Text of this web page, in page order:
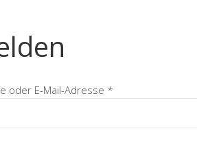
oder E-Mail-Adresse *